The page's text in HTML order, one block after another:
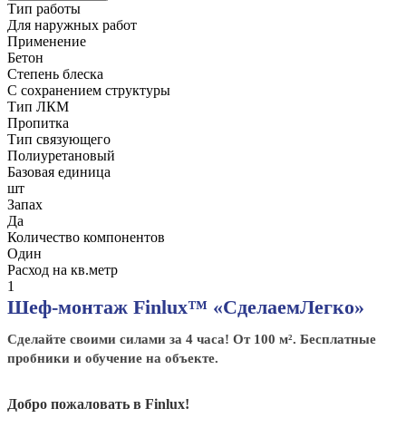
Тип работы
Для наружных работ
Применение
Бетон
Степень блеска
С сохранением структуры
Тип ЛКМ
Пропитка
Тип связующего
Полиуретановый
Базовая единица
шт
Запах
Да
Количество компонентов
Один
Расход на кв.метр
1
Шеф-монтаж Finlux™ «СделаемЛегко»
Сделайте своими силами за 4 часа! От 100 м². Бесплатные
пробники и обучение на объекте.
Добро пожаловать в Finlux!